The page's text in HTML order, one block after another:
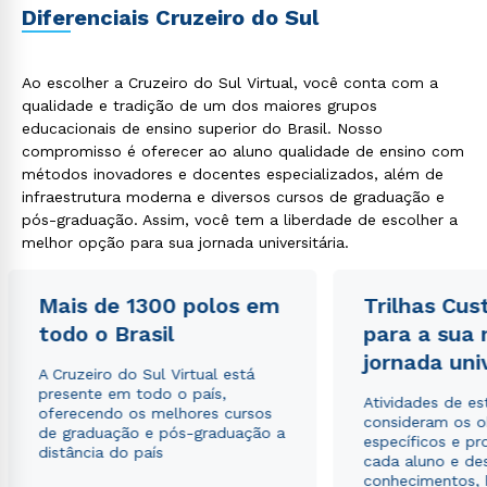
Diferenciais Cruzeiro do Sul
Ao escolher a Cruzeiro do Sul Virtual, você conta com a
qualidade e tradição de um dos maiores grupos
educacionais de ensino superior do Brasil. Nosso
compromisso é oferecer ao aluno qualidade de ensino com
métodos inovadores e docentes especializados, além de
infraestrutura moderna e diversos cursos de graduação e
pós-graduação. Assim, você tem a liberdade de escolher a
melhor opção para sua jornada universitária.
Mais de 1300 polos em
todo o Brasil
A Cruzeiro do Sul Virtual está
presente em todo o país,
oferecendo os melhores cursos
de graduação e pós-graduação a
distância do país
Trilhas
para a sua
jornada
Atividades de
consideram os
específicos e
cada aluno e
conhecimentos,
Rápido e fácil
Estou de acordo com a Política de Privacidade.e
autorizo que meus dados sejam utilizados para o